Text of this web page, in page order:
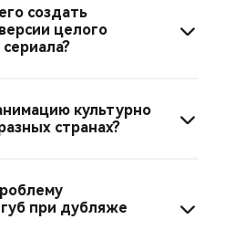
создать
целого
культурно
странах?
при дубляже